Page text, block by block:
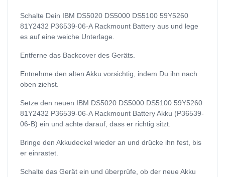
Schalte Dein IBM DS5020 DS5000 DS5100 59Y5260
81Y2432 P36539-06-A Rackmount Battery aus und lege
es auf eine weiche Unterlage.
Entferne das Backcover des Geräts.
Entnehme den alten Akku vorsichtig, indem Du ihn nach
oben ziehst.
Setze den neuen IBM DS5020 DS5000 DS5100 59Y5260
81Y2432 P36539-06-A Rackmount Battery Akku (P36539-
06-B) ein und achte darauf, dass er richtig sitzt.
Bringe den Akkudeckel wieder an und drücke ihn fest, bis
er einrastet.
Schalte das Gerät ein und überprüfe, ob der neue Akku